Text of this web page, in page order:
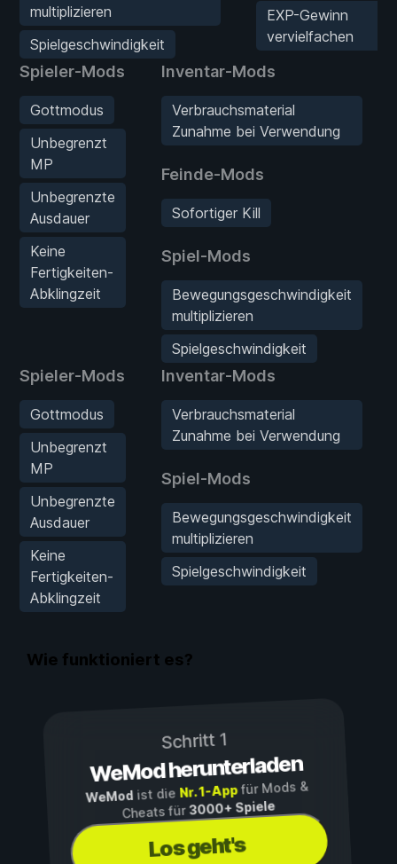
multiplizieren
Spielgeschwindigkeit
EXP-Gewinn
vervielfachen
Spieler-Mods
Gottmodus
Unbegrenzt
MP
Unbegrenzte
Ausdauer
Keine
Fertigkeiten-
Abklingzeit
Inventar-Mods
Verbrauchsmaterial
Zunahme bei Verwendung
Feinde-Mods
Sofortiger Kill
Spiel-Mods
Bewegungsgeschwindigkeit
multiplizieren
Spielgeschwindigkeit
Spieler-Mods
Gottmodus
Unbegrenzt
MP
Unbegrenzte
Ausdauer
Keine
Fertigkeiten-
Abklingzeit
Inventar-Mods
Verbrauchsmaterial
Zunahme bei Verwendung
Spiel-Mods
Bewegungsgeschwindigkeit
multiplizieren
Spielgeschwindigkeit
Wie funktioniert es?
Schritt 1
WeMod herunterladen
WeMod ist die Nr. 1-Appfür Mods &
Cheats für3000+ Spiele
Los geht's